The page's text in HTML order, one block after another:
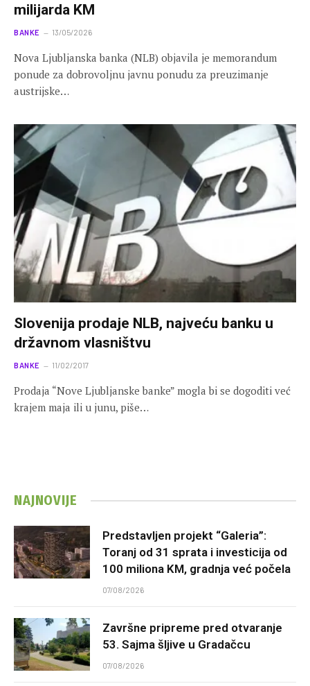
milijarda KM
BANKE 13/05/2026
Nova Ljubljanska banka (NLB) objavila je memorandum
ponude za dobrovoljnu javnu ponudu za preuzimanje
austrijske…
Slovenija prodaje NLB, najveću banku u
državnom vlasništvu
BANKE 11/02/2017
Prodaja “Nove Ljubljanske banke” mogla bi se dogoditi već
krajem maja ili u junu, piše…
NAJNOVIJE
Predstavljen projekt “Galeria”:
Toranj od 31 sprata i investicija od
100 miliona KM, gradnja već počela
07/08/2026
Završne pripreme pred otvaranje
53. Sajma šljive u Gradačcu
07/08/2026